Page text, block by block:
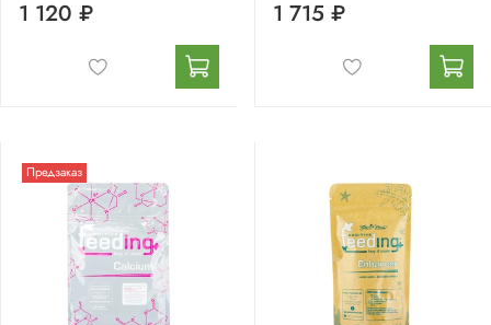
1 120 ₽ 1 715 ₽
Предзаказ